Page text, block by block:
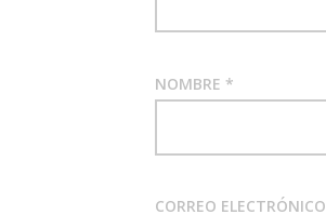
NOMBRE *
CORREO ELECTRÓNICO